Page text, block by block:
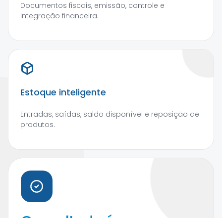
Documentos fiscais, emissão, controle e
integração financeira.
Estoque inteligente
Entradas, saídas, saldo disponível e reposição de
produtos.